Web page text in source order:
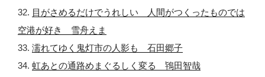
32. 目がさめるだけでうれしい 人間がつくったものでは
空港が好き 雪舟えま
33. 濡れてゆく鬼灯市の人影も 石田郷子
34. 虹あとの通路めまぐるしく変る 鴇田智哉